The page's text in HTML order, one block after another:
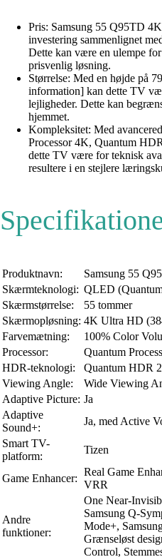
Pris: Samsung 55 Q95TD
investering sammenlignet
Dette kan være en ulempe
prisvenlig løsning.
Størrelse: Med en højde på
information] kan dette TV
lejligheder. Dette kan
hjemmet.
Kompleksitet: Med
Processor 4K, Quantum
dette TV være for teknisk
resultere i en stejlere
Produktnavn:
Samsung 55
Skærmteknologi: QLED
Skærmstørrelse:
55 tommer
Skærmopløsning: 4K Ultra HD
Farvemætning:
100% Color
Processor:
Quantum
HDR-teknologi:
Quantum HDR
Viewing Angle:
Wide Viewing
Adaptive Picture: Ja
Adaptive
Sound+:
Ja, med Active
Smart TV-
platform:
Tizen
Game Enhancer:
Real Game
VRR
Andre
funktioner:
One Near-
Samsung Q-
Mode+,
Grænseløst
Control,